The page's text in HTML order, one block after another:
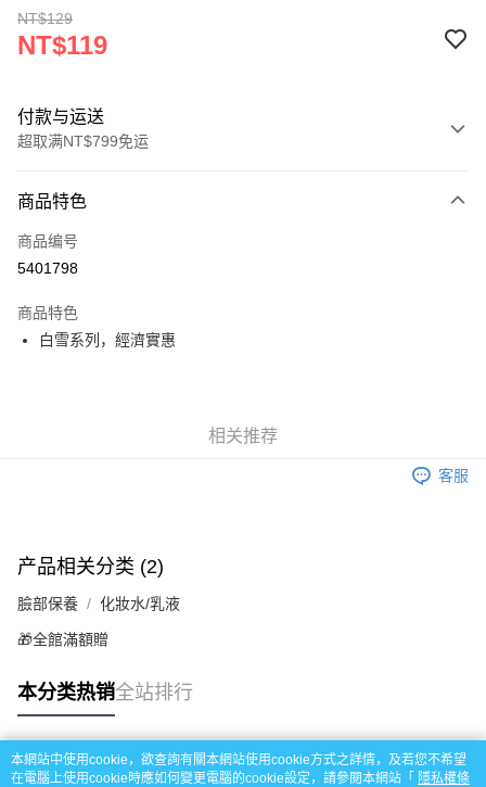
NT$129
NT$119
付款与运送
超取满NT$799免运
信用卡一次付款
超商取货付款
Apple Pay
相关说明
1. 於付款方式選擇AFTEE先享後付，將跳出AFTEE先享後付手機驗證視
2. 進行簡訊驗證之後，即可完成結帳手續。
4. 下訂完成後，您的手機會收到一封繳費通知簡訊，APP會員則會收到
AFTEE APP推播通知。
APP於四大便利商店‧ATM/網銀等方式進行付款。
請留意繳費期限為 14 天。唯有下載 AFTEE App 成為 AFTEE 會員者方能享
运送方式
全家取貨付款
每笔NT$60，满NT$799(含以上)免运费
7-11取貨付款
每笔NT$60，满NT$799(含以上)免运费
商品特色
商品编号
5401798
商品特色
白雪系列，經濟實惠
相关推荐
客服
产品相关分类 (2)
臉部保養 化妝水/乳液
🎁全館滿額贈
本分类热销全站排行
热门标签
本網站中使用cookie，欲查詢有關本網站使用cookie方式之詳情，及若您不希望
在電腦上使用cookie時應如何變更電腦的cookie設定，請參閱本網站「 隱私權條